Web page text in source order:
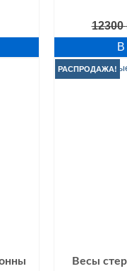
12300
РАСПРОДАЖА!
Весы